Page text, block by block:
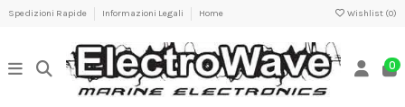
Spedizioni Rapide Informazioni Legali Home Wishlist (0)
0